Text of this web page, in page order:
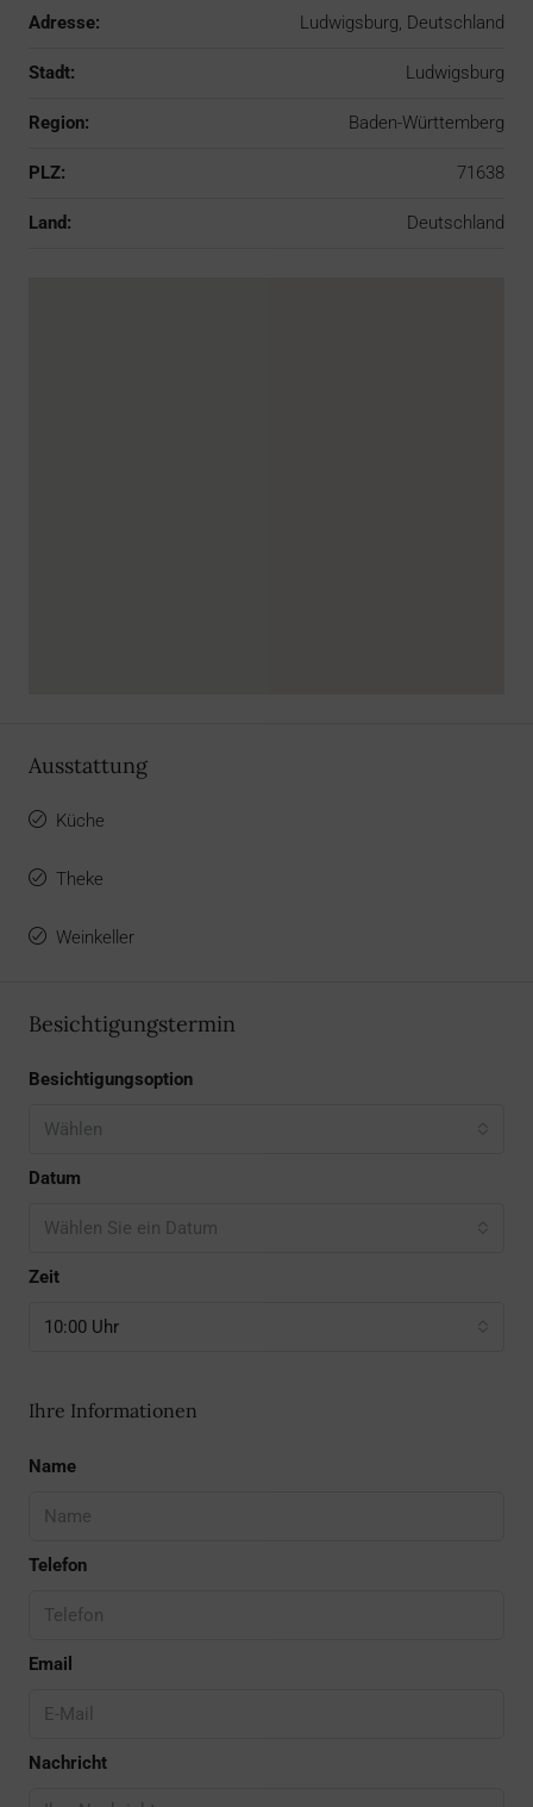
Adresse: Ludwigsburg, Deutschland
Stadt: Ludwigsburg
Region: Baden-Württemberg
PLZ: 71638
Land: Deutschland
Ausstattung
Küche
Theke
Weinkeller
Besichtigungstermin
Besichtigungsoption
Wählen
Datum
Wählen Sie ein Datum
Zeit
10:00 Uhr
Ihre Informationen
Name
Telefon
Email
Nachricht